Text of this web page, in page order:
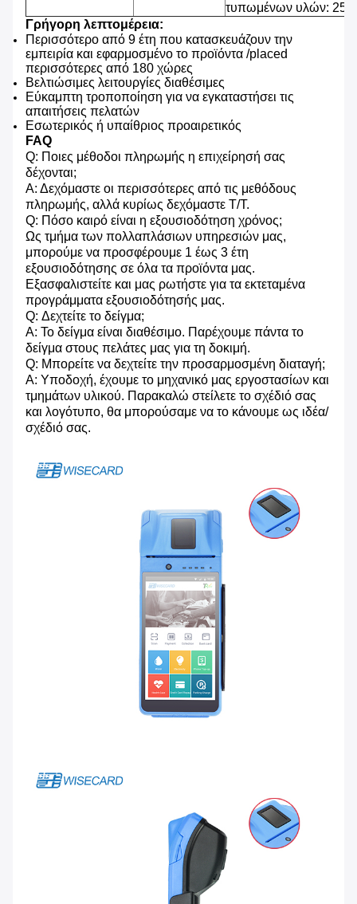
τυπωμένων υλών: 25%
Γρήγορη λεπτομέρεια:
Περισσότερο από 9 έτη που κατασκευάζουν την
εμπειρία και εφαρμοσμένο το προϊόντα /placed
περισσότερες από 180 χώρες
Βελτιώσιμες λειτουργίες διαθέσιμες
Εύκαμπτη τροποποίηση για να εγκαταστήσει τις
απαιτήσεις πελατών
Εσωτερικός ή υπαίθριος προαιρετικός
FAQ
Q: Ποιες μέθοδοι πληρωμής η επιχείρησή σας
δέχονται;
Α: Δεχόμαστε οι περισσότερες από τις μεθόδους
πληρωμής, αλλά κυρίως δεχόμαστε T/T.
Q: Πόσο καιρό είναι η εξουσιοδότηση χρόνος;
Ως τμήμα των πολλαπλάσιων υπηρεσιών μας,
μπορούμε να προσφέρουμε 1 έως 3 έτη
εξουσιοδότησης σε όλα τα προϊόντα μας.
Εξασφαλιστείτε και μας ρωτήστε για τα εκτεταμένα
προγράμματα εξουσιοδότησής μας.
Q: Δεχτείτε το δείγμα;
Α: Το δείγμα είναι διαθέσιμο. Παρέχουμε πάντα το
δείγμα στους πελάτες μας για τη δοκιμή.
Q: Μπορείτε να δεχτείτε την προσαρμοσμένη διαταγή;
Α: Υποδοχή, έχουμε το μηχανικό μας εργοστασίων και
τμημάτων υλικού. Παρακαλώ στείλετε το σχέδιό σας
και λογότυπο, θα μπορούσαμε να το κάνουμε ως ιδέα/
σχέδιό σας.